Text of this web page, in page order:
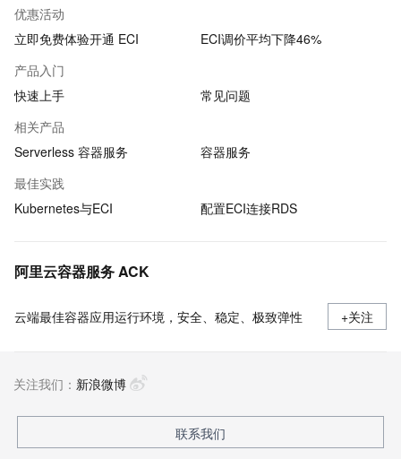
优惠活动
立即免费体验开通 ECI
ECI调价平均下降46%
产品入门
快速上手
常见问题
相关产品
Serverless 容器服务
容器服务
最佳实践
Kubernetes与ECI
配置ECI连接RDS
阿里云容器服务 ACK
云端最佳容器应用运行环境，安全、稳定、极致弹性 +关注
关注我们： 新浪微博
联系我们